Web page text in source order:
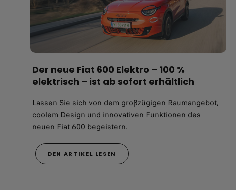
Der neue Fiat 600 Elektro – 100 %
elektrisch – ist ab sofort erhältlich
Lassen Sie sich von dem großzügigen Raumangebot,
coolem Design und innovativen Funktionen des
neuen Fiat 600 begeistern.
DEN ARTIKEL LESEN